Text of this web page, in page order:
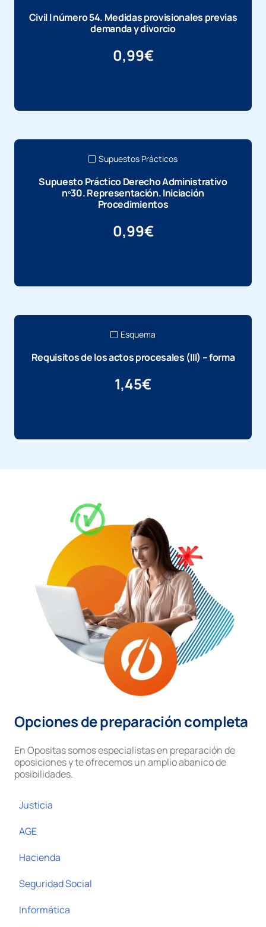
Civil I número 54. Medidas provisionales previas
demanda y divorcio
0,99€
Supuestos Prácticos
Supuesto Práctico Derecho Administrativo
nº30. Representación. Iniciación
Procedimientos
0,99€
Esquema
Requisitos de los actos procesales (III) – forma
1,45€
Opciones de preparación completa
En Opositas somos especialistas en preparación de
oposiciones y te ofrecemos un amplio abanico de
posibilidades.
Justicia
AGE
Hacienda
Seguridad Social
Informática